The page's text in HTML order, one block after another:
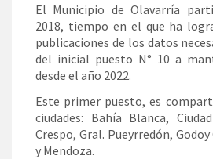
El Municipio de Olavarría
2018, tiempo en el que ha
publicaciones de los datos
del inicial puesto N° 10 a
desde el año 2022.
Este primer puesto, es
ciudades: Bahía Blanca,
Crespo, Gral. Pueyrredón, Godoy
y Mendoza.